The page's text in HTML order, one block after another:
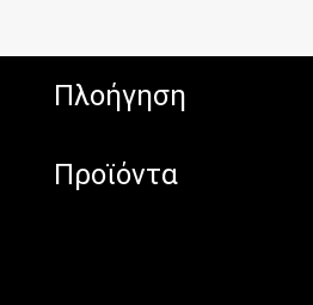
Πλοήγηση
Προϊόντα